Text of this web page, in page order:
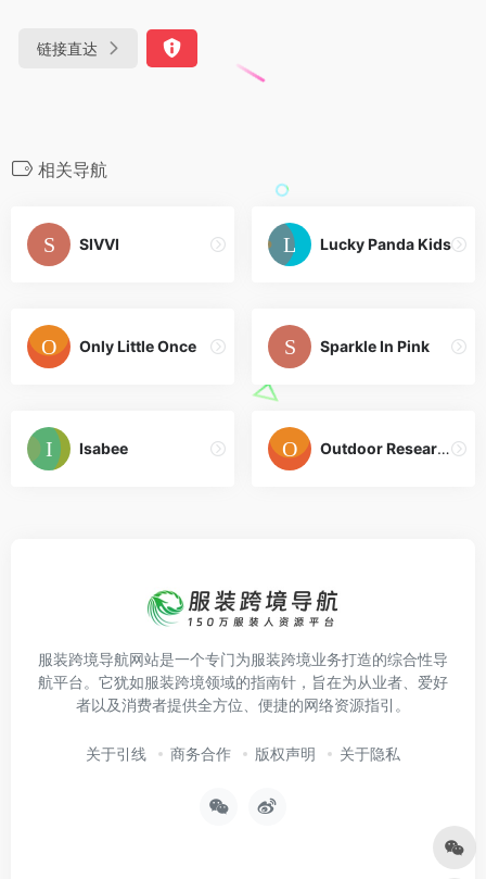
链接直达
相关导航
SIVVI Lucky Panda Kids
Only Little Once Sparkle In Pink
Isabee Outdoor Research
服装跨境导航网站是一个专门为服装跨境业务打造的综合性导
航平台。它犹如服装跨境领域的指南针，旨在为从业者、爱好
者以及消费者提供全方位、便捷的网络资源指引。
关于引线 商务合作 版权声明 关于隐私